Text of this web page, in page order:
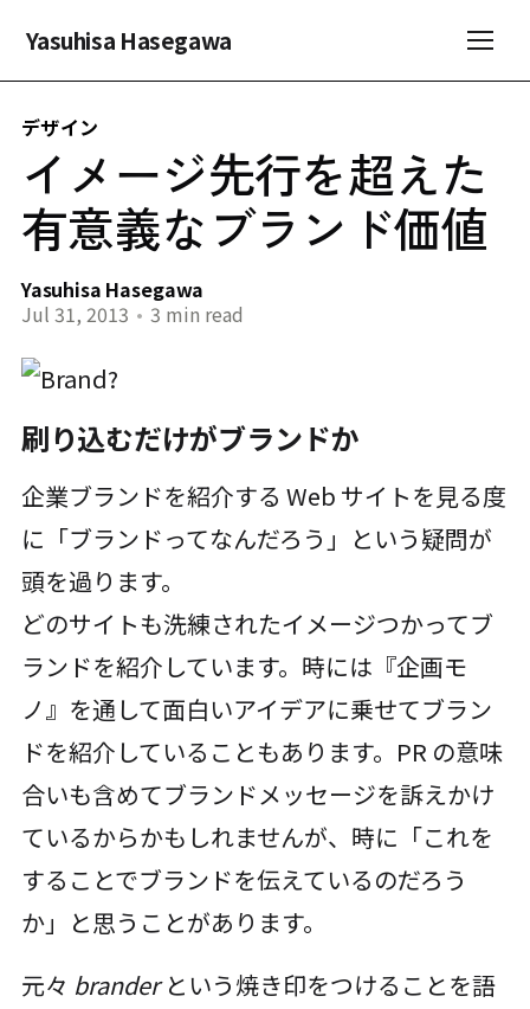
Yasuhisa Hasegawa
デザイン
イメージ先行を超えた
有意義なブランド価値
Yasuhisa Hasegawa
Jul 31, 2013 • 3 min read
刷り込むだけがブランドか
企業ブランドを紹介する Web サイトを見る度
に「ブランドってなんだろう」という疑問が
頭を過ります。
どのサイトも洗練されたイメージつかってブ
ランドを紹介しています。時には『企画モ
ノ』を通して面白いアイデアに乗せてブラン
ドを紹介していることもあります。PR の意味
合いも含めてブランドメッセージを訴えかけ
ているからかもしれませんが、時に「これを
することでブランドを伝えているのだろう
か」と思うことがあります。
元々 branderという焼き印をつけることを語